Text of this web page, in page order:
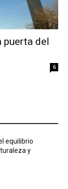
puerta del
6
equilibrio
y